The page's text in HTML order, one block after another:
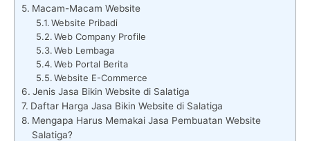
Macam-Macam Website
Website Pribadi
Web Company Profile
Web Lembaga
Web Portal Berita
Website E-Commerce
Jenis Jasa Bikin Website di Salatiga
Daftar Harga Jasa Bikin Website di Salatiga
Mengapa Harus Memakai Jasa Pembuatan Website
Salatiga?